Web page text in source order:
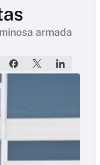
armada